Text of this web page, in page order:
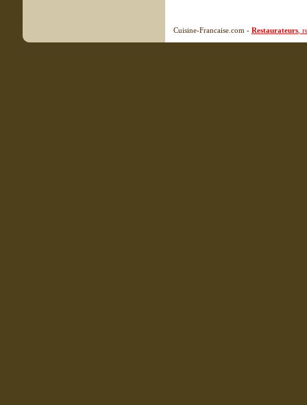
Cuisine-Francaise.com - Restaurateurs ,